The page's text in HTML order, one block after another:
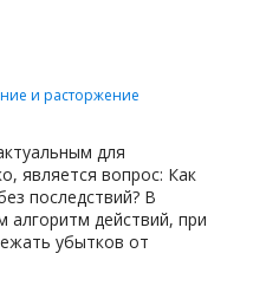
и расторжение
для
является вопрос: Как
последствий? В
алгоритм действий, при
убытков от